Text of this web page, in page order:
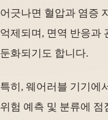
어긋나면 혈압과 염증
억제되며, 면역 반응과
둔화되기도 합니다.
특히, 웨어러블 기기에
위험 예측 및 분류에